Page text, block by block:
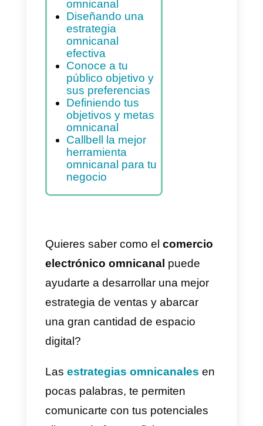
Indice
Beneficios del
comercio
electrónico
omnicanal
Diseñando una
estrategia
omnicanal
efectiva
Conoce a tu
público objetivo y
sus preferencias
omnicanal
Callbell la mejor
omnicanal para tu
negocio
Quieres saber como el
electrónico omnicanalpuede